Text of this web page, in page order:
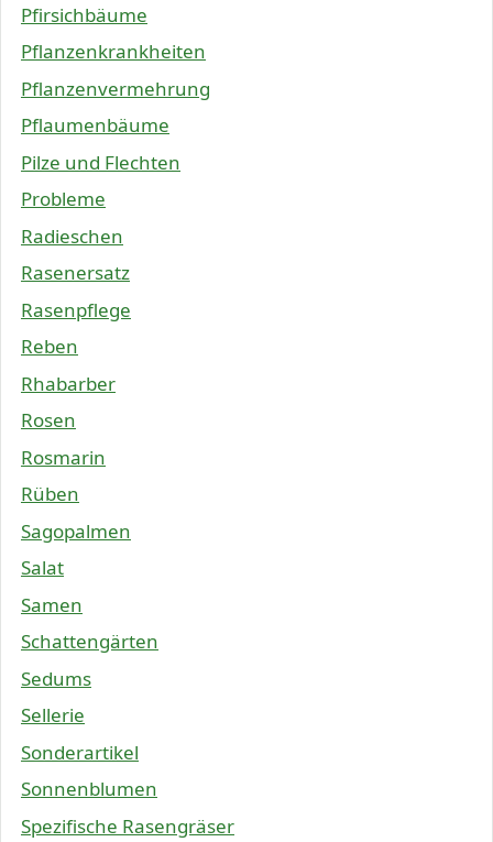
Pfirsichbäume
Pflanzenkrankheiten
Pflanzenvermehrung
Pflaumenbäume
Pilze und Flechten
Probleme
Radieschen
Rasenersatz
Rasenpflege
Reben
Rhabarber
Rosen
Rosmarin
Rüben
Sagopalmen
Salat
Samen
Schattengärten
Sedums
Sellerie
Sonderartikel
Sonnenblumen
Spezifische Rasengräser